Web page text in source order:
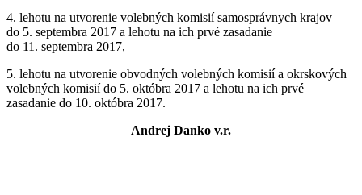
4. lehotu na utvorenie volebných komisií samosprávnych krajov
do 5. septembra 2017 a lehotu na ich prvé zasadanie
do 11. septembra 2017,
5. lehotu na utvorenie obvodných volebných komisií a okrskových
volebných komisií do 5. októbra 2017 a lehotu na ich prvé
zasadanie do 10. októbra 2017.
Andrej Danko v.r.